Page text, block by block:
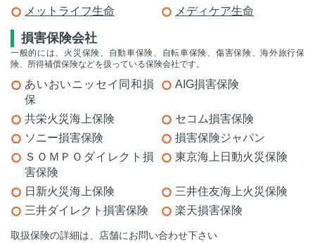
メットライフ生命
メディケア生命
損害保険会社
一般的には、火災保険、自動車保険、自転車保険、傷害保険、海外旅行保
険、所得補償保険などを扱っている保険会社です。
あいおいニッセイ同和損
保
AIG損害保険
共栄火災海上保険
セコム損害保険
ソニー損害保険
損害保険ジャパン
ＳＯＭＰＯダイレクト損
害保険
東京海上日動火災保険
日新火災海上保険
三井住友海上火災保険
三井ダイレクト損害保険
楽天損害保険
取扱保険の詳細は、店舗にお問い合わせ下さい